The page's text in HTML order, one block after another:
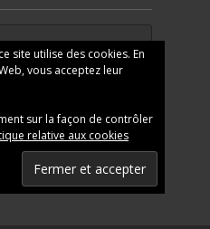
site utilise des cookies. En
vous acceptez leur
sur la façon de contrôler
relative aux cookies